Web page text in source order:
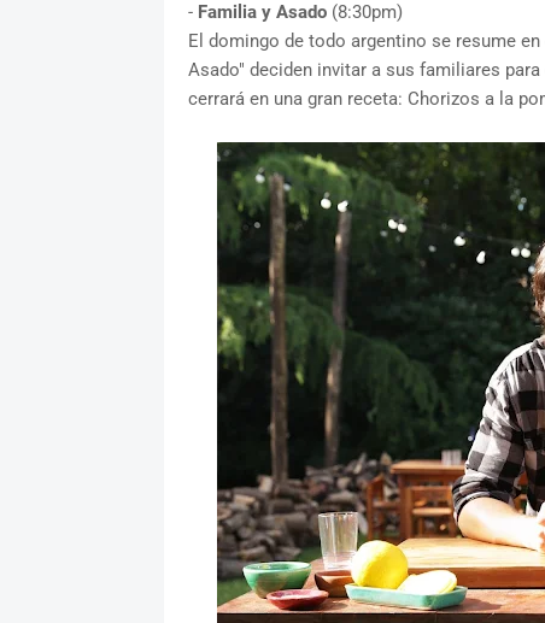
- Familia y Asado(8:30pm)
El domingo de todo argentino se resume
Asado" deciden invitar a sus familiares
cerrará en una gran receta: Chorizos a la